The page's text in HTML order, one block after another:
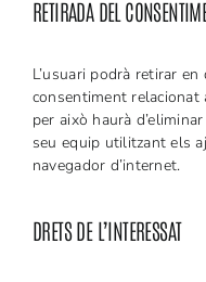
RETIRADA DEL
L’usuari podrà retirar
consentiment relacionat
per això haurà
seu equip utilitzant els
navegador d’internet.
DRETS DE L’INTERESSAT